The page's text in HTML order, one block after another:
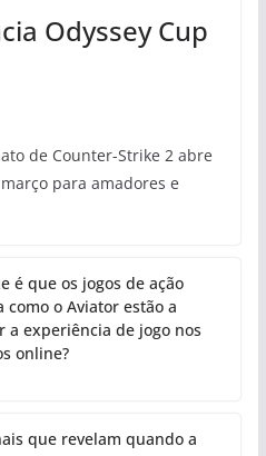
Odyssey Cup
de Counter-Strike 2 abre
para amadores e
é que os jogos de ação
como o Aviator estão a
a experiência de jogo nos
online?
que revelam quando a